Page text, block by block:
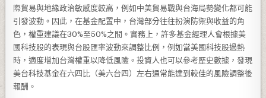
際貿易與地緣政治敏感度較高，例如中美貿易戰與台海局勢變化都可能
引發波動。因此，在基金配置中，台灣部分往往扮演防禦與收益的角
色，權重建議在30%至50%之間。實務上，許多基金經理人會根據美
國科技股的表現與台股匯率波動來調整比例，例如當美國科技股過熱
時，適度增加台灣權重以降低風險。投資人也可以參考歷史數據，發現
美台科技基金在六四比（美六台四）左右通常能達到較佳的風險調整後
報酬。